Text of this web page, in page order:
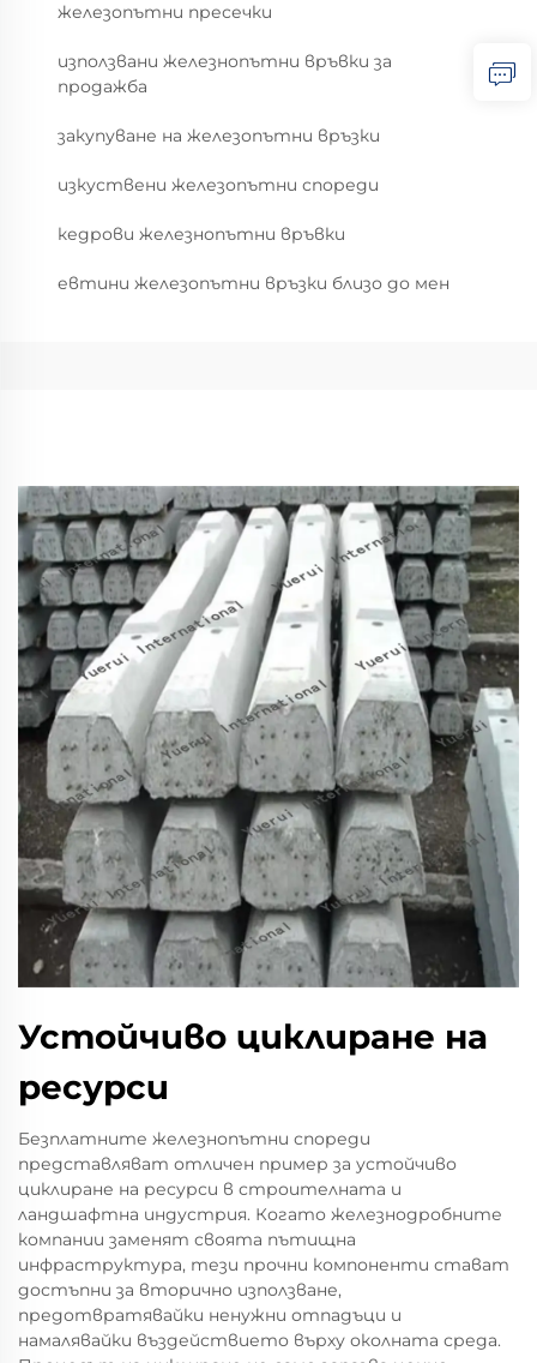
железопътни пресечки
използвани железнопътни връвки за
продажба
закупуване на железопътни връзки
изкуствени железопътни спореди
кедрови железнопътни връвки
евтини железопътни връзки близо до мен
Устойчиво циклиране на
ресурси
Безплатните железнопътни спореди
представляват отличен пример за устойчиво
циклиране на ресурси в строителната и
ландшафтна индустрия. Когато железнодробните
компании заменят своята пътищна
инфраструктура, тези прочни компоненти стават
достъпни за вторично използване,
предотвратявайки ненужни отпадъци и
намалявайки въздействието върху околната среда.